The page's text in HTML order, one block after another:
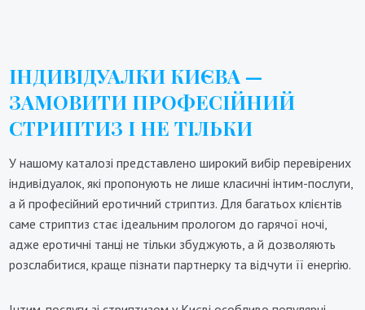
ІНДИВІДУАЛКИ КИЄВА —
ЗАМОВИТИ ПРОФЕСІЙНИЙ
СТРИПТИЗ І НЕ ТІЛЬКИ
У нашому каталозі представлено широкий вибір перевірених
індивідуалок, які пропонують не лише класичні інтим-послуги,
а й професійний еротичний стриптиз. Для багатьох клієнтів
саме стриптиз стає ідеальним прологом до гарячої ночі,
адже еротичні танці не тільки збуджують, а й дозволяють
розслабитися, краще пізнати партнерку та відчути її енергію.